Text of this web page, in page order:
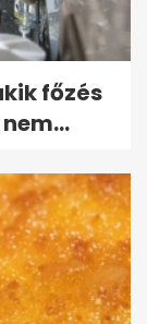
főzés